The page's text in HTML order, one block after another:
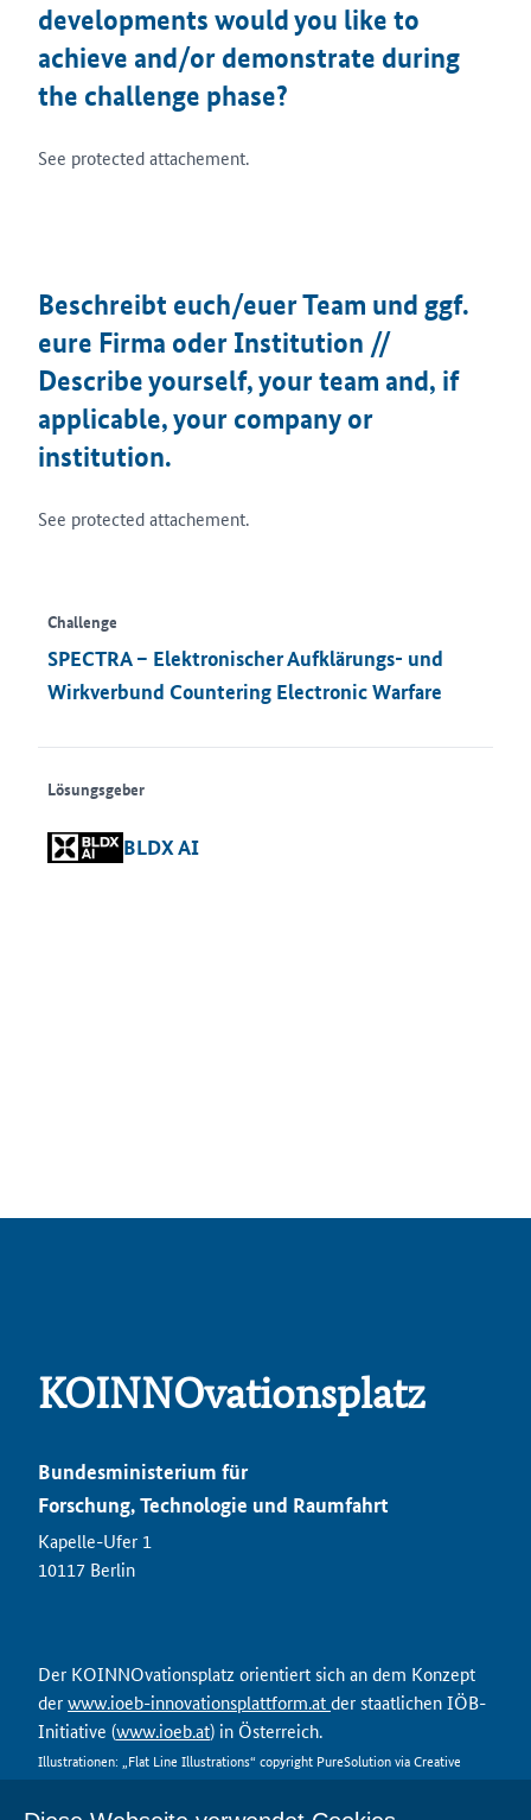
developments would you like to
achieve and/or demonstrate during
the challenge phase?
See protected attachement.
Beschreibt euch/euer Team und ggf.
eure Firma oder Institution //
Describe yourself, your team and, if
applicable, your company or
institution.
See protected attachement.
Challenge
SPECTRA – Elektronischer Aufklärungs- und
Wirkverbund Countering Electronic Warfare
Lösungsgeber
BLDX AI
KOINNOvationsplatz
Bundesministerium für
Forschung, Technologie und Raumfahrt
Kapelle-Ufer 1
10117 Berlin
Der KOINNOvationsplatz orientiert sich an dem Konzept
derwww.ioeb-innovationsplattform.atder staatlichen IÖB-
Initiative (www.ioeb.at) in Österreich.
Illustrationen: „Flat Line Illustrations“ copyright PureSolution via Creative